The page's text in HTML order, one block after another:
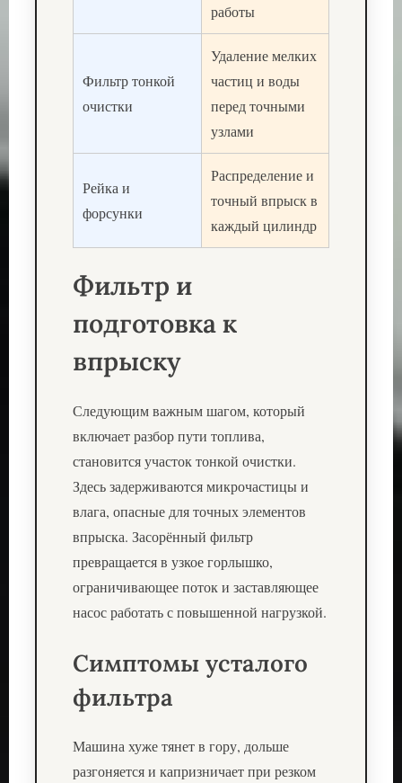
работы
Фильтр тонкой
очистки
Удаление мелких
частиц и воды
перед точными
узлами
Рейка и
форсунки
Распределение и
точный впрыск в
каждый цилиндр
Фильтр и
подготовка к
впрыску
Следующим важным шагом, который
включает разбор пути топлива,
становится участок тонкой очистки.
Здесь задерживаются микрочастицы и
влага, опасные для точных элементов
впрыска. Засорённый фильтр
превращается в узкое горлышко,
ограничивающее поток и заставляющее
насос работать с повышенной нагрузкой.
Симптомы усталого
фильтра
Машина хуже тянет в гору, дольше
разгоняется и капризничает при резком